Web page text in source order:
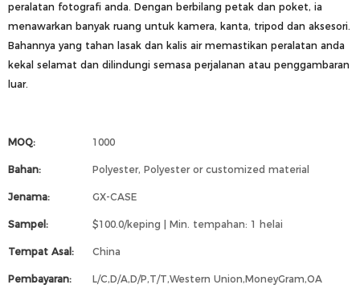
peralatan fotografi anda. Dengan berbilang petak dan poket, ia
menawarkan banyak ruang untuk kamera, kanta, tripod dan aksesori.
Bahannya yang tahan lasak dan kalis air memastikan peralatan anda
kekal selamat dan dilindungi semasa perjalanan atau penggambaran
luar.
MOQ: 1000
Bahan: Polyester, Polyester or customized material
Jenama: GX-CASE
Sampel: $100.0/keping | Min. tempahan: 1 helai
Tempat Asal: China
Pembayaran: L/C,D/A,D/P,T/T,Western Union,MoneyGram,OA